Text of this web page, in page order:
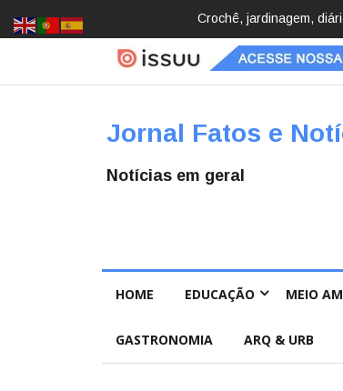
Brasil registra 84,2 mil
Jornal Fatos e
Notícias em geral
HOME EDUCAÇÃO MEIO
GASTRONOMIA ARQ & URB